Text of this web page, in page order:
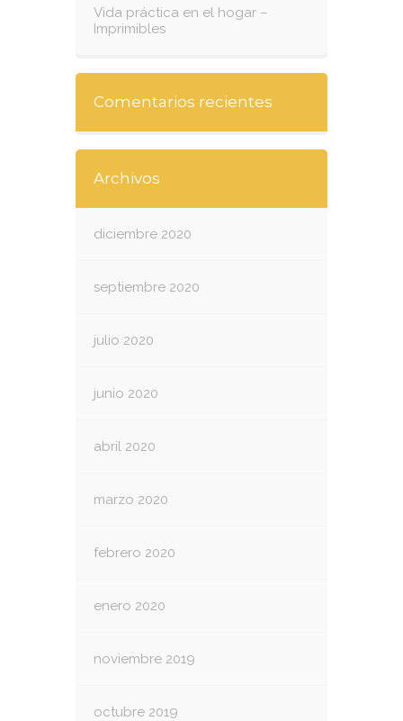
Vida práctica en el hogar –
Imprimibles
Comentarios recientes
Archivos
diciembre 2020
septiembre 2020
julio 2020
junio 2020
abril 2020
marzo 2020
febrero 2020
enero 2020
noviembre 2019
octubre 2019